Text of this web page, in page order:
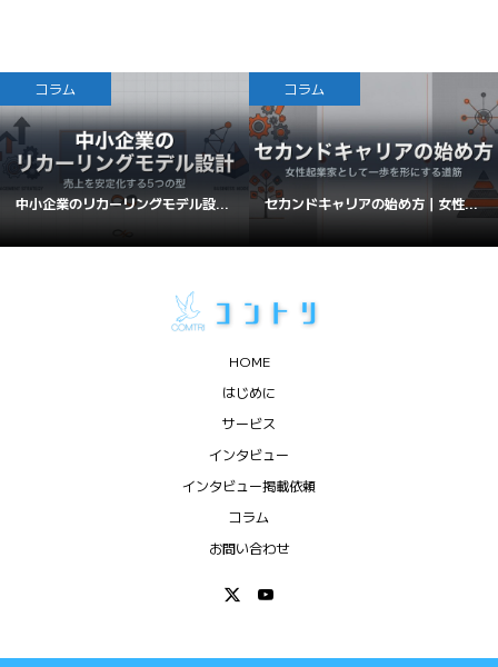
コラム
中小企業のリカーリングモデル設...
コラム
セカンドキャリアの始め方｜女性...
HOME
はじめに
サービス
インタビュー
インタビュー掲載依頼
コラム
お問い合わせ